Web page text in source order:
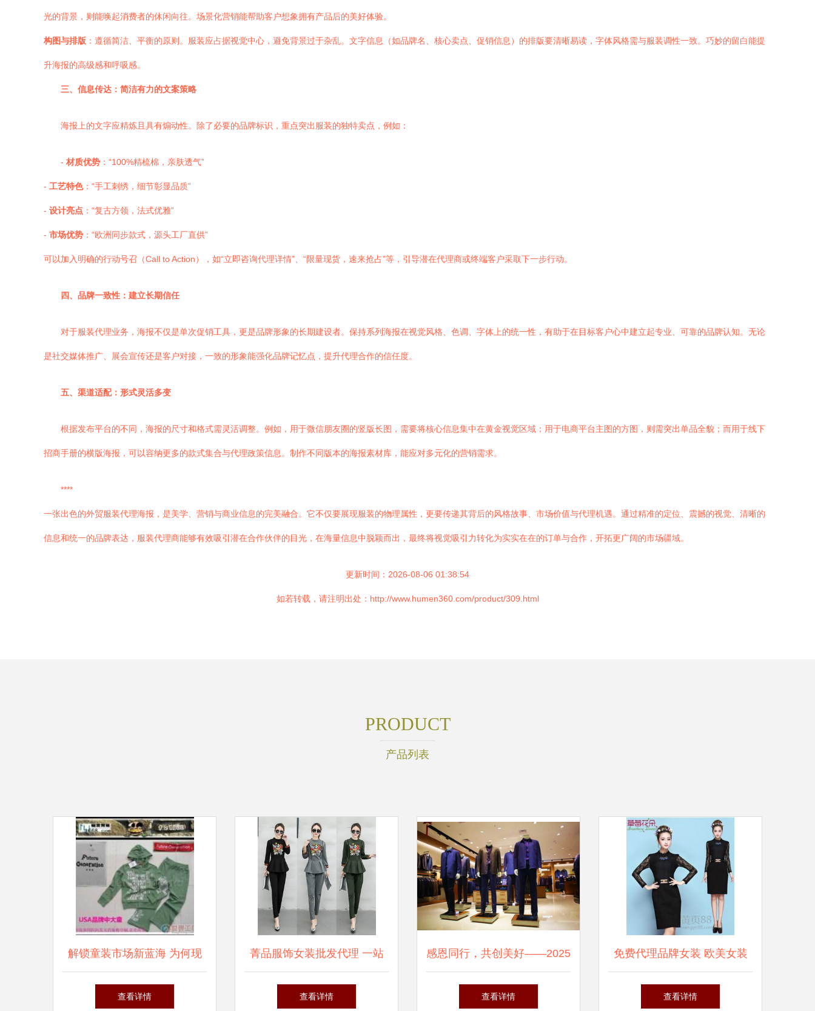
光的背景，则能唤起消费者的休闲向往。场景化营销能帮助客户想象拥有产品后的美好体验。
构图与排版 ：遵循简洁、平衡的原则。服装应占据视觉中心，避免背景过于杂乱。文字信息（如品牌名、核心卖点、促销信息）的排版要清晰易读，字体风格需与服装调性一致。巧妙的留白能提
升海报的高级感和呼吸感。
三、信息传达：简洁有力的文案策略
海报上的文字应精炼且具有煽动性。除了必要的品牌标识，重点突出服装的独特卖点，例如：
- 材质优势 ：“100%精梳棉，亲肤透气”
- 工艺特色：“手工刺绣，细节彰显品质”
- 设计亮点 ：“复古方领，法式优雅”
- 市场优势 ：“欧洲同步款式，源头工厂直供”
可以加入明确的行动号召（Call to Action），如“立即咨询代理详情”、“限量现货，速来抢占”等，引导潜在代理商或终端客户采取下一步行动。
四、品牌一致性：建立长期信任
对于服装代理业务，海报不仅是单次促销工具，更是品牌形象的长期建设者。保持系列海报在视觉风格、色调、字体上的统一性，有助于在目标客户心中建立起专业、可靠的品牌认知。无论
是社交媒体推广、展会宣传还是客户对接，一致的形象能强化品牌记忆点，提升代理合作的信任度。
五、渠道适配：形式灵活多变
根据发布平台的不同，海报的尺寸和格式需灵活调整。例如，用于微信朋友圈的竖版长图，需要将核心信息集中在黄金视觉区域；用于电商平台主图的方图，则需突出单品全貌；而用于线下
招商手册的横版海报，可以容纳更多的款式集合与代理政策信息。制作不同版本的海报素材库，能应对多元化的营销需求。
****
一张出色的外贸服装代理海报，是美学、营销与商业信息的完美融合。它不仅要展现服装的物理属性，更要传递其背后的风格故事、市场价值与代理机遇。通过精准的定位、震撼的视觉、清晰的
信息和统一的品牌表达，服装代理商能够有效吸引潜在合作伙伴的目光，在海量信息中脱颖而出，最终将视觉吸引力转化为实实在在的订单与合作，开拓更广阔的市场疆域。
更新时间：2026-08-06 01:38:54
如若转载，请注明出处：http://www.humen360.com/product/309.html
PRODUCT
产品列表
解锁童装市场新蓝海 为何现
在是加入外贸童装代理的最佳
查看详情
菁品服饰女装批发代理 一站
式网店货源新选择，如何抢占
查看详情
感恩同行，共创美好——2025
年新春祝福
查看详情
免费代理品牌女装 欧美女装
蕾丝草莓花朵批发连衣裙的商
查看详情